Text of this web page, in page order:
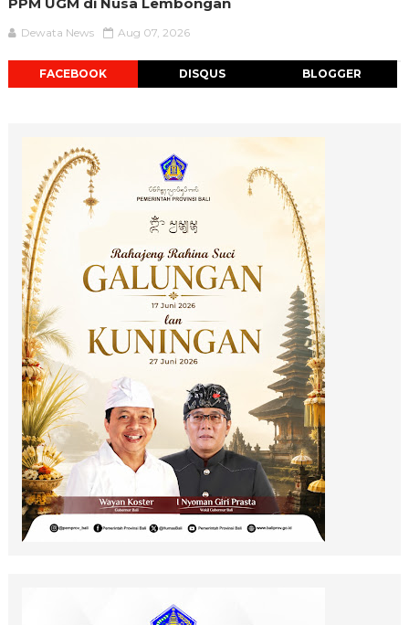
Dewata News Aug 07, 2026
FACEBOOK DISQUS BLOGGER